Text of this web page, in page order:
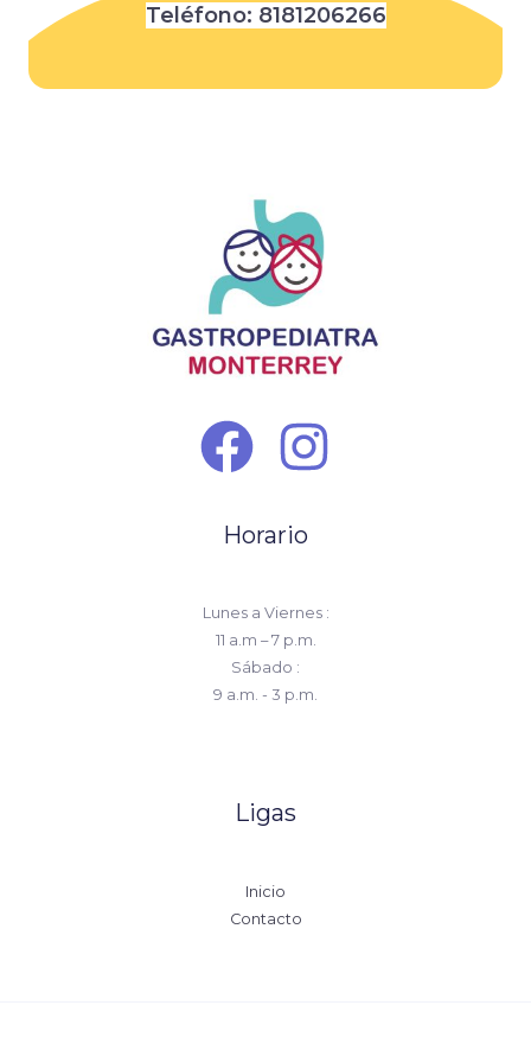
Teléfono: 8181206266
Horario
Lunes a Viernes :
11 a.m – 7 p.m.
Sábado :
9 a.m. - 3 p.m.
Ligas
Inicio
Contacto